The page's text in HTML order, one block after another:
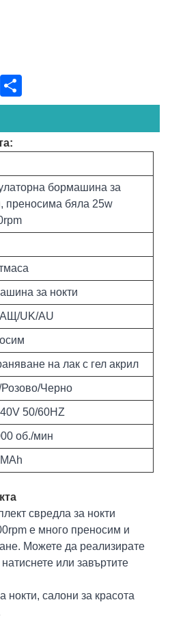
LinkedIn
бормашина за
преносима бяла 25w
за нокти
UK/AU
на лак с гел акрил
Черно
50/60HZ
об./мин
свредла за нокти
е много преносим и
Можете да реализирате
или завъртите
нокти, салони за красота